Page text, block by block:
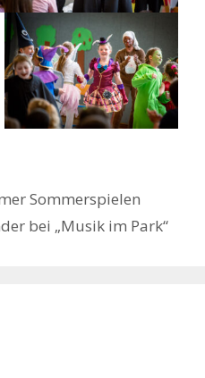
Sommerspielen
bei „Musik im Park“